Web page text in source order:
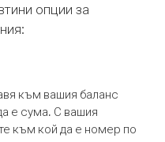
опции за
към вашия баланс
е сума. С вашия
към кой да е номер по